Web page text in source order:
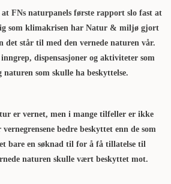
FNs naturpanels første rapport slo fast at
som klimakrisen har Natur & miljø gjort
det står til med den vernede naturen vår.
dispensasjoner og aktiviteter som
som skulle ha beskyttelse.
er vernet, men i mange tilfeller er ikke
bedre beskyttet enn de som
bare en søknad til for å få tillatelse til
naturen skulle vært beskyttet mot.